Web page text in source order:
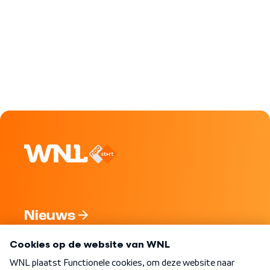
Nieuws